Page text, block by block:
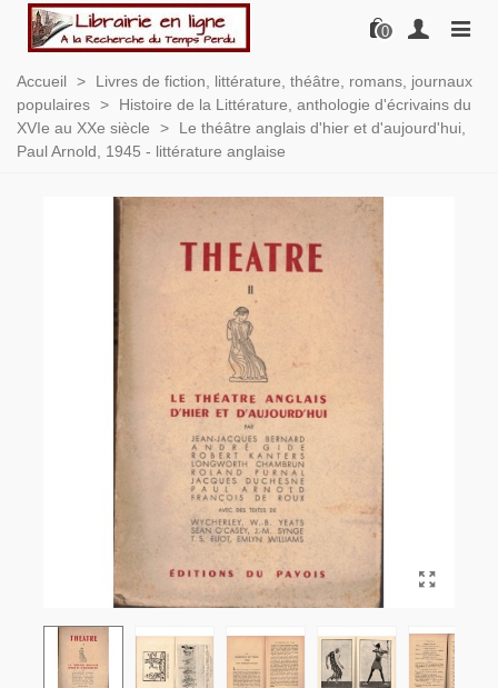
0
Accueil >
Livres de fiction, littérature, théâtre, romans, journaux
populaires >
Histoire de la Littérature, anthologie d'écrivains du
XVIe au XXe siècle
>
Le théâtre anglais d'hier et d'aujourd'hui,
Paul Arnold, 1945 - littérature anglaise